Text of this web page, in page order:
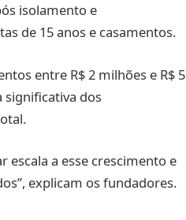
isolamento e
de 15 anos e casamentos.
entre R$ 2 milhões e R$ 5
significativa dos
escala a esse crescimento e
explicam os fundadores.